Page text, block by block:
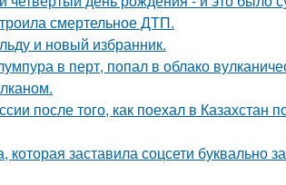
смертельное ДТП.
и новый избранник.
в перт, попал в облако
после того, как поехал в Казахстан
заставила соцсети буквально